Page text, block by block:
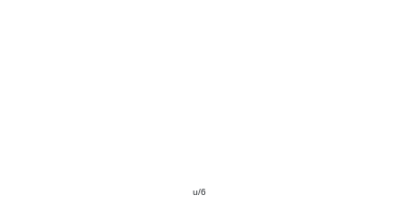
u/6